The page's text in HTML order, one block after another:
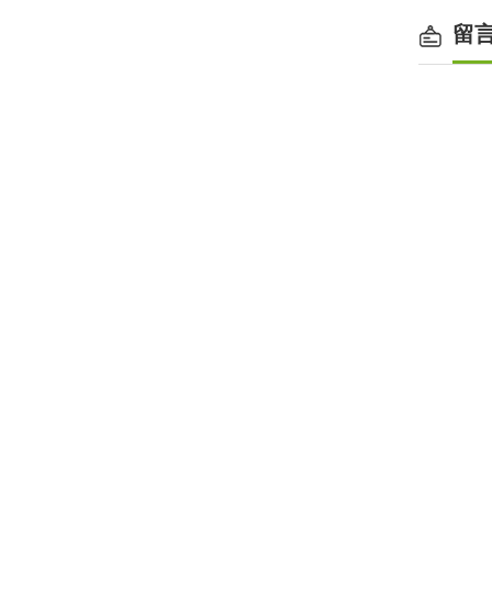
留